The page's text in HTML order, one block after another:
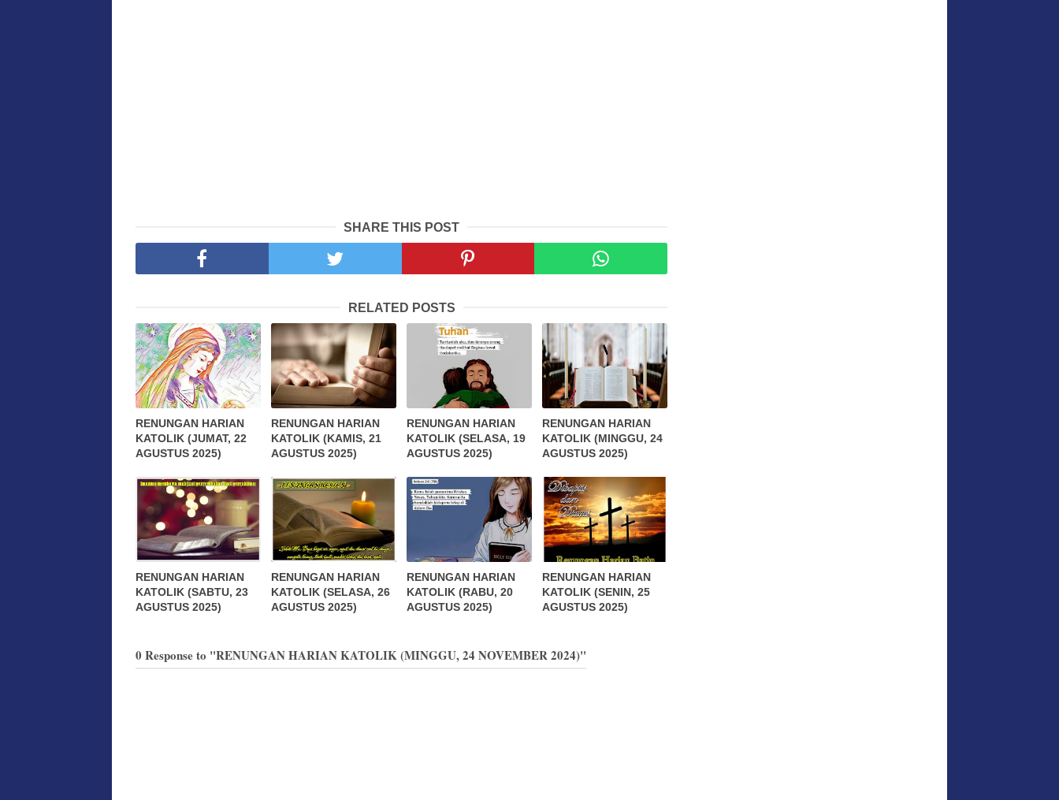
SHARE THIS POST
RELATED POSTS
RENUNGAN HARIAN
KATOLIK (JUMAT, 22
AGUSTUS 2025)
RENUNGAN HARIAN
KATOLIK (KAMIS, 21
AGUSTUS 2025)
RENUNGAN HARIAN
KATOLIK (SELASA, 19
AGUSTUS 2025)
RENUNGAN HARIAN
KATOLIK (MINGGU, 24
AGUSTUS 2025)
RENUNGAN HARIAN
KATOLIK (SABTU, 23
AGUSTUS 2025)
RENUNGAN HARIAN
KATOLIK (SELASA, 26
AGUSTUS 2025)
RENUNGAN HARIAN
KATOLIK (RABU, 20
AGUSTUS 2025)
RENUNGAN HARIAN
KATOLIK (SENIN, 25
AGUSTUS 2025)
0 Response to "RENUNGAN HARIAN KATOLIK (MINGGU, 24 NOVEMBER 2024)"